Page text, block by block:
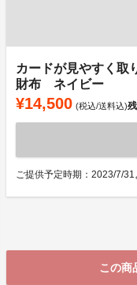
カードが見やすく取
財布 ネイビー
¥14,500 (税込/送料込)
ご提供予定時期：2023/7/31
この商